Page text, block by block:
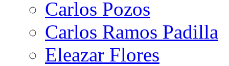
Carlos Pozos
Carlos Ramos Padilla
Eleazar Flores